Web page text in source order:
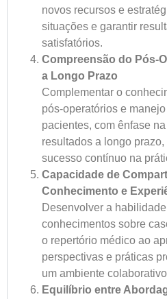
novos recursos e
situações e garantir
satisfatórios.
Compreensão do Pós-
a Longo Prazo
Complementar o
pós-operatórios e
pacientes, com ênfase
resultados a longo
sucesso contínuo na
Capacidade de
Conhecimento e
Desenvolver a
conhecimentos sobre
o repertório médico ao
perspectivas e práticas
um ambiente
Equilíbrio entre